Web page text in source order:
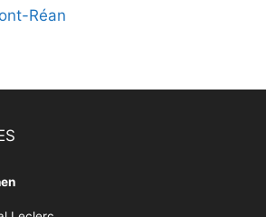
Réan